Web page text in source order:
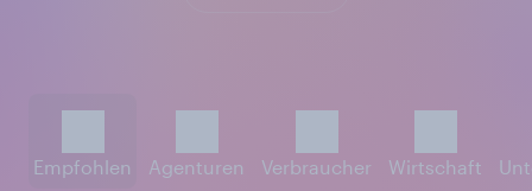
Empfohlen Agenturen Verbraucher Wirtschaft